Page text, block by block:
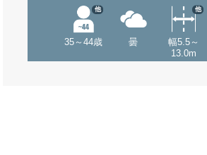
35～44歳
他
曇
幅5.5～
13.0m
他